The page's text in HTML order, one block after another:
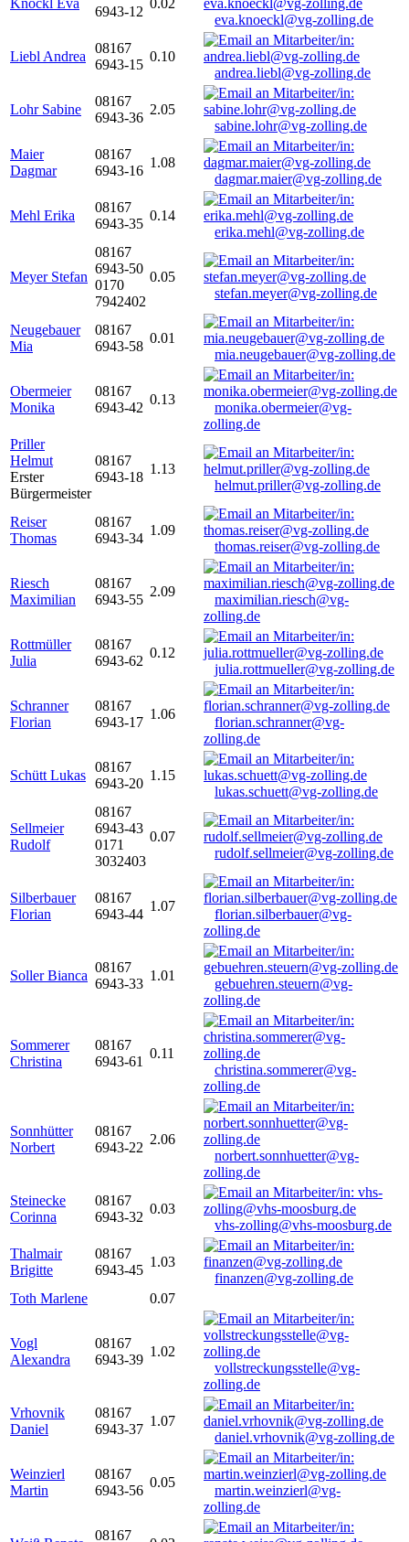
Knöckl Eva
6943-12
0.02
eva.knoeckl@vg-zolling.de
Liebl Andrea
08167
6943-15
0.10
andrea.liebl@vg-zolling.de
Lohr Sabine
08167
6943-36
2.05
sabine.lohr@vg-zolling.de
Maier
Dagmar
08167
6943-16
1.08
dagmar.maier@vg-zolling.de
Mehl Erika
08167
6943-35
0.14
erika.mehl@vg-zolling.de
Meyer Stefan
08167
6943-50
0170
7942402
0.05
stefan.meyer@vg-zolling.de
Neugebauer
Mia
08167
6943-58
0.01
mia.neugebauer@vg-zolling.de
Obermeier
Monika
08167
6943-42
0.13
monika.obermeier@vg-
zolling.de
Priller
Helmut
Erster
Bürgermeister
08167
6943-18
1.13
helmut.priller@vg-zolling.de
Reiser
Thomas
08167
6943-34
1.09
thomas.reiser@vg-zolling.de
Riesch
Maximilian
08167
6943-55
2.09
maximilian.riesch@vg-
zolling.de
Rottmüller
Julia
08167
6943-62
0.12
julia.rottmueller@vg-zolling.de
Schranner
Florian
08167
6943-17
1.06
florian.schranner@vg-
zolling.de
Schütt Lukas
08167
6943-20
1.15
lukas.schuett@vg-zolling.de
Sellmeier
Rudolf
08167
6943-43
0171
3032403
0.07
rudolf.sellmeier@vg-zolling.de
Silberbauer
Florian
08167
6943-44
1.07
florian.silberbauer@vg-
zolling.de
Soller Bianca
08167
6943-33
1.01
gebuehren.steuern@vg-
zolling.de
Sommerer
Christina
08167
6943-61
0.11
christina.sommerer@vg-
zolling.de
Sonnhütter
Norbert
08167
6943-22
2.06
norbert.sonnhuetter@vg-
zolling.de
Steinecke
Corinna
08167
6943-32
0.03
vhs-zolling@vhs-moosburg.de
Thalmair
Brigitte
08167
6943-45
1.03
finanzen@vg-zolling.de
Toth Marlene
0.07
Vogl
Alexandra
08167
6943-39
1.02
vollstreckungsstelle@vg-
zolling.de
Vrhovnik
Daniel
08167
6943-37
1.07
daniel.vrhovnik@vg-zolling.de
Weinzierl
Martin
08167
6943-56
0.05
martin.weinzierl@vg-
zolling.de
08167